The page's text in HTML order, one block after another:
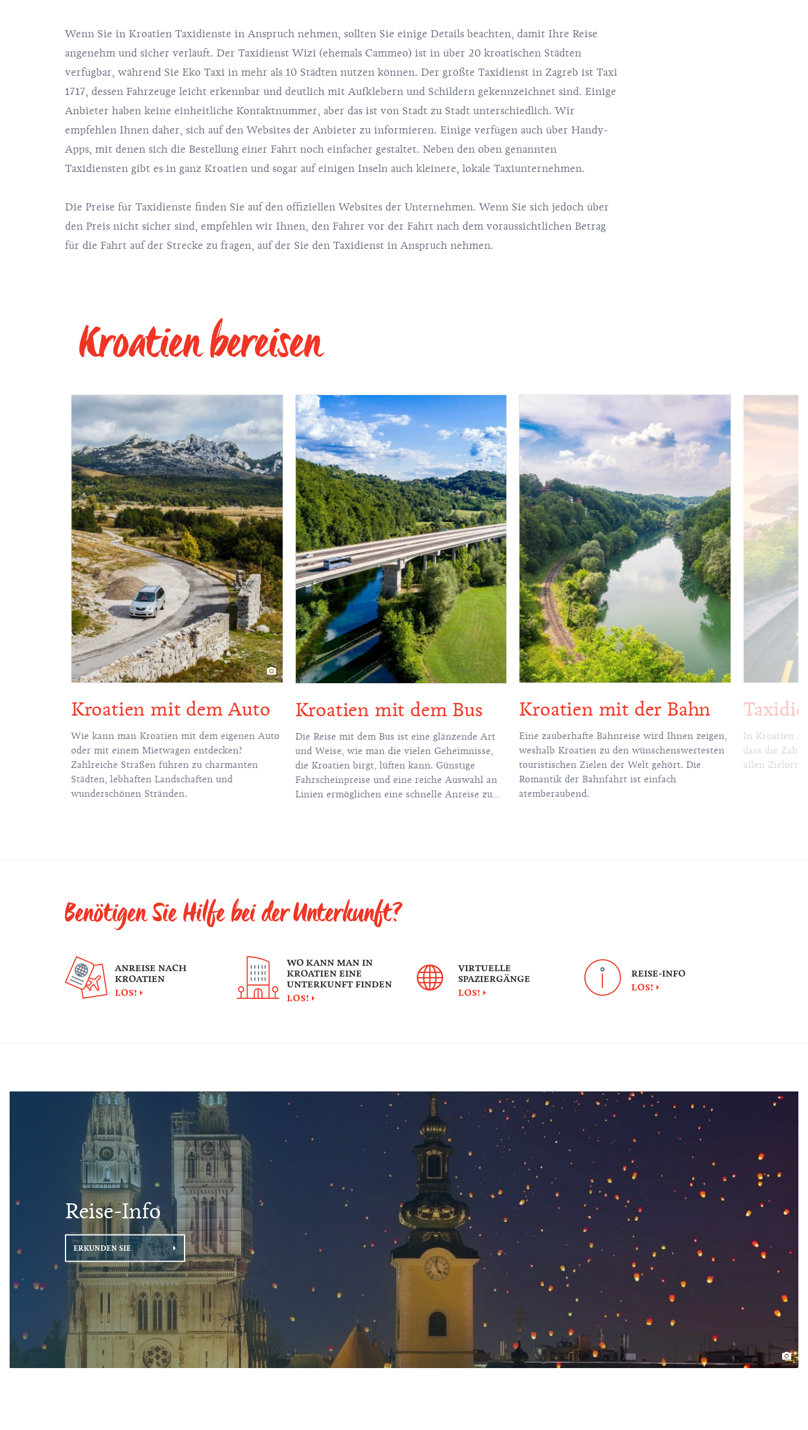
Wenn Sie in Kroatien Taxidienste in Anspruch nehmen, sollten Sie einige Details beachten, damit Ihre Reise
angenehm und sicher verläuft. Der Taxidienst Wizi (ehemals Cammeo) ist in über 20 kroatischen Städten
verfügbar, während Sie Eko Taxi in mehr als 10 Städten nutzen können. Der größte Taxidienst in Zagreb ist Taxi
1717, dessen Fahrzeuge leicht erkennbar und deutlich mit Aufklebern und Schildern gekennzeichnet sind. Einige
Anbieter haben keine einheitliche Kontaktnummer, aber das ist von Stadt zu Stadt unterschiedlich. Wir
empfehlen Ihnen daher, sich auf den Websites der Anbieter zu informieren. Einige verfügen auch über Handy-
Apps, mit denen sich die Bestellung einer Fahrt noch einfacher gestaltet. Neben den oben genannten
Taxidiensten gibt es in ganz Kroatien und sogar auf einigen Inseln auch kleinere, lokale Taxiunternehmen.
Die Preise für Taxidienste finden Sie auf den offiziellen Websites der Unternehmen. Wenn Sie sich jedoch über
den Preis nicht sicher sind, empfehlen wir Ihnen, den Fahrer vor der Fahrt nach dem voraussichtlichen Betrag
für die Fahrt auf der Strecke zu fragen, auf der Sie den Taxidienst in Anspruch nehmen.
Kroatien bereisen
Kroatien mit dem Auto
Wie kann man Kroatien mit dem eigenen Auto
oder mit einem Mietwagen entdecken?
Zahlreiche Straßen führen zu charmanten
Städten, lebhaften Landschaften und
wunderschönen Stränden.
Kroatien mit dem Bus
Die Reise mit dem Bus ist eine glänzende Art
und Weise, wie man die vielen Geheimnisse,
die Kroatien birgt, lüften kann. Günstige
Fahrscheinpreise und eine reiche Auswahl an
Linien ermöglichen eine schnelle Anreise zu
Kroatien mit der Bahn
Eine zauberhafte Bahnreise wird Ihnen zeigen,
weshalb Kroatien zu den wünschenswertesten
touristischen Zielen der Welt gehört. Die
Romantik der Bahnfahrt ist einfach
atemberaubend.
In Kroatien
dass die Zahl
allen
Benötigen Sie Hilfe bei der Unterkunft?
ANREISE NACH
KROATIEN
LOS!
WO KANN MAN IN
KROATIEN EINE
UNTERKUNFT FINDEN
LOS!
VIRTUELLE
SPAZIERGÄNGE
LOS!
REISE-INFO
LOS!
Reise-Info
ERKUNDEN SIE